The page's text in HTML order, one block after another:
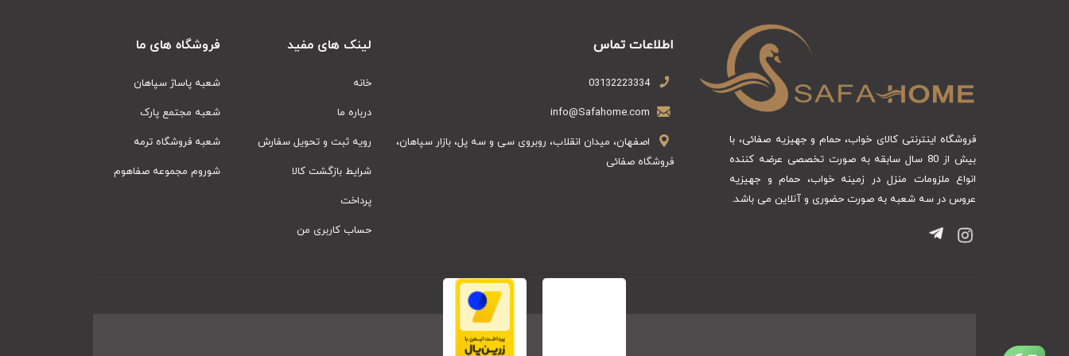
فروشگاه اینترنتی کالای خواب، حمام و جهیزیه صفائی، با
بیش از 80 سال سابقه به صورت تخصصی عرضه کننده
انواع ملزومات منزل در زمینه خواب، حمام و جهیزیه
عروس در سه شعبه به صورت حضوری و آنلاین می باشد.
اطلاعات تماس
03132223334
info@Safahome.com
اصفهان، میدان انقلاب، روبروی سی و سه پل، بازار سپاهان،
فروشگاه صفائی
لینک های مفید
خانه
درباره ما
رویه ثبت و تحویل سفارش
شرایط بازگشت کالا
پرداخت
حساب کاربری من
فروشگاه های ما
شعبه پاساژ سپاهان
شعبه مجتمع پارک
شعبه فروشگاه ترمه
شوروم مجموعه صفاهوم